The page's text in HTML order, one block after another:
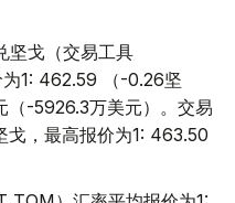
坚戈（交易工具
1: 462.59 （-0.26坚
（-5926.3万美元）。交易
戈，最高报价为1: 463.50